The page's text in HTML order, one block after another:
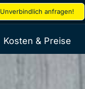
Unverbindlich anfragen!
Kosten & Preise